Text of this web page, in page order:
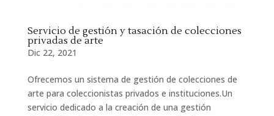
Servicio de gestión y tasación de colecciones
privadas de arte
Dic 22, 2021
Ofrecemos un sistema de gestión de colecciones de
arte para coleccionistas privados e instituciones.Un
servicio dedicado a la creación de una gestión